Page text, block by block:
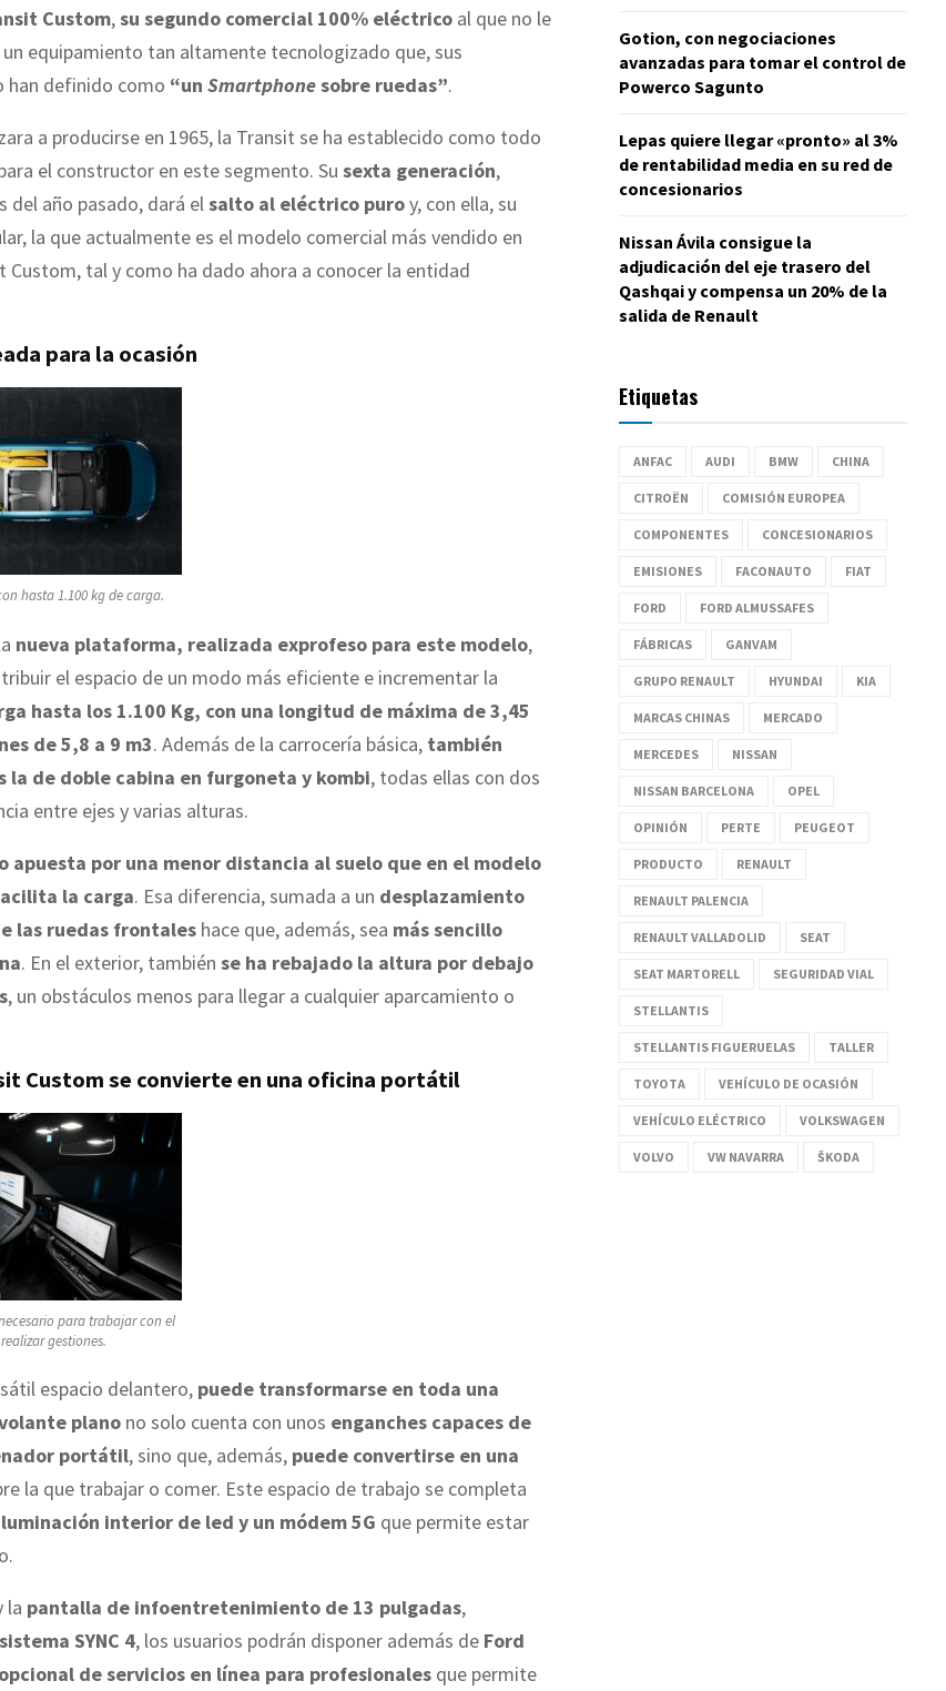
Custom,su segundo comercial 100% eléctrico al que no le
equipamiento tan altamente tecnologizado que, sus
han definido como “un Smartphonesobre ruedas”.
a producirse en 1965, la Transit se ha establecido como todo
el constructor en este segmento. Su sexta generación,
del año pasado, dará elsalto al eléctrico puroy, con ella, su
la que actualmente es el modelo comercial más vendido en
Custom, tal y como ha dado ahora a conocer la entidad
para la ocasión
hasta 1.100 kg de carga.
nueva plataforma, realizada exprofeso para este modelo,
el espacio de un modo más eficiente e incrementar la
hasta los 1.100 Kg, con una longitud de máxima de 3,45
de 5,8 a 9 m3. Además de la carrocería básica, también
la de doble cabina en furgoneta y kombi, todas ellas con dos
entre ejes y varias alturas.
apuesta por una menor distancia al suelo que en el modelo
la carga. Esa diferencia, sumada a un desplazamiento
las ruedas frontales hace que, además, sea más sencillo
. En el exterior, también se ha rebajado la altura por debajo
, un obstáculos menos para llegar a cualquier aparcamiento o
Custom se convierte en una oficina portátil
para trabajar con el
gestiones.
espacio delantero, puede transformarse en toda una
plano no solo cuenta con unos enganches capaces de
portátil, sino que, además, puede convertirse en una
la que trabajar o comer. Este espacio de trabajo se completa
interior de led y un módem 5G que permite estar
la pantalla de infoentretenimiento de 13 pulgadas,
sistema SYNC 4, los usuarios podrán disponer además de Ford
de servicios en línea para profesionales que permite
Gotion, con negociaciones
avanzadas para tomar el control de
Powerco Sagunto
Lepas quiere llegar «pronto» al 3%
de rentabilidad media en su red de
concesionarios
Nissan Ávila consigue la
adjudicación del eje trasero del
Qashqai y compensa un 20% de la
salida de Renault
Etiquetas
ANFAC AUDI BMW CHINA
CITROËN COMISIÓN EUROPEA
COMPONENTES CONCESIONARIOS
EMISIONES FACONAUTO FIAT
FORD FORD ALMUSSAFES
FÁBRICAS GANVAM
GRUPO RENAULT HYUNDAI KIA
MARCAS CHINAS MERCADO
MERCEDES NISSAN
NISSAN BARCELONA OPEL
OPINIÓN PERTE PEUGEOT
PRODUCTO RENAULT
RENAULT PALENCIA
RENAULT VALLADOLID SEAT
SEAT MARTORELL SEGURIDAD VIAL
STELLANTIS
STELLANTIS FIGUERUELAS TALLER
TOYOTA VEHÍCULO DE OCASIÓN
VEHÍCULO ELÉCTRICO VOLKSWAGEN
VOLVO VW NAVARRA ŠKODA